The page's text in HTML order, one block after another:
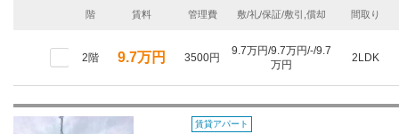
階 賃料 管理費 敷/礼/保証/敷引,償却 間取り
2階 9.7万円 3500円
9.7万円/9.7万円/-/9.7
万円
2LDK
賃貸アパート